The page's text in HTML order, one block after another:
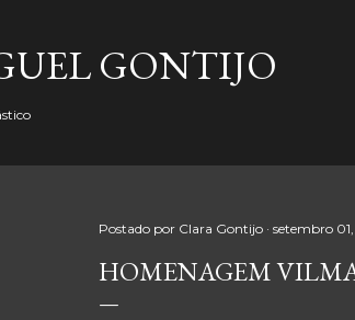
GONTIJO
Postado por Clara Gontijo setembro 01,
HOMENAGEM